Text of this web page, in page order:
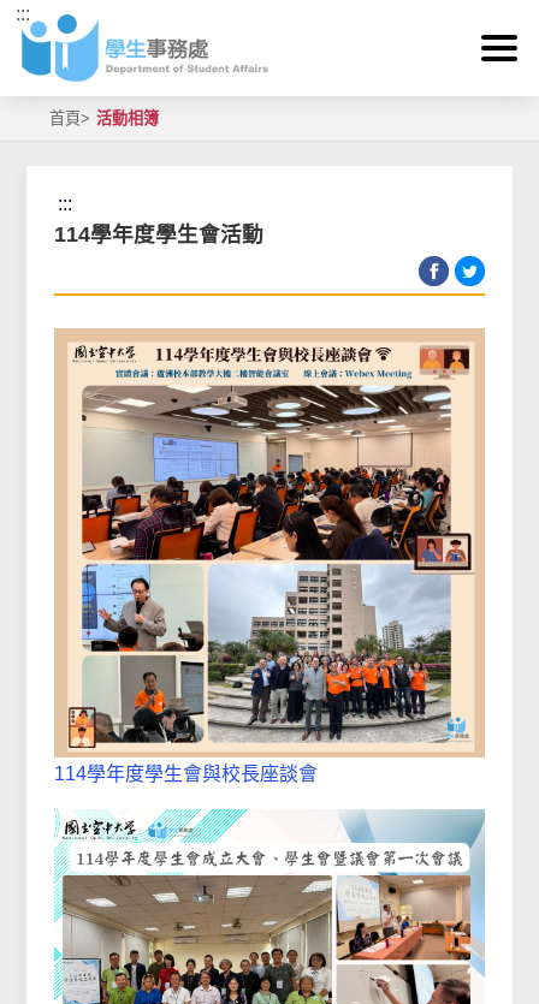
跳到主要內容區塊
:::
首頁> 活動相簿
:::
114學年度學生會活動
114學年度學生會與校長座談會